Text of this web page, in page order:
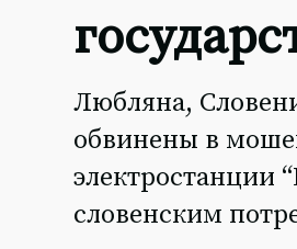
Любляна,
обвинены в
электростанции
словенским